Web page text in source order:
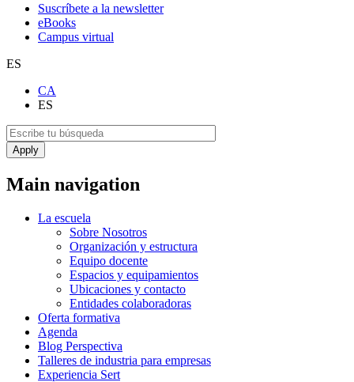
Suscríbete a la newsletter
eBooks
Campus virtual
ES
CA
ES
Main navigation
La escuela
Sobre Nosotros
Organización y estructura
Equipo docente
Espacios y equipamientos
Ubicaciones y contacto
Entidades colaboradoras
Oferta formativa
Agenda
Blog Perspectiva
Talleres de industria para empresas
Experiencia Sert